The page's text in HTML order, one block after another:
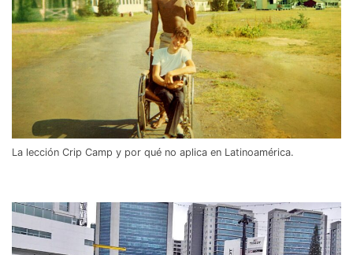
La lección Crip Camp y por qué no aplica en Latinoamérica.